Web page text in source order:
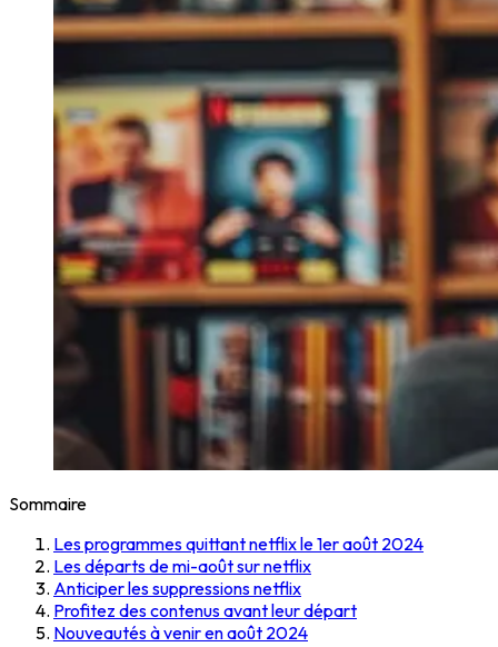
Sommaire
Les programmes quittant netflix le 1er août 2024
Les départs de mi-août sur netflix
Anticiper les suppressions netflix
Profitez des contenus avant leur départ
Nouveautés à venir en août 2024